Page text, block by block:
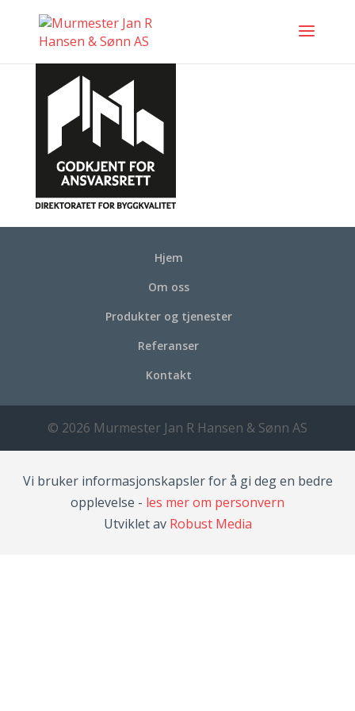
Hjem
Om oss
Produkter og tjenester
Referanser
Kontakt
© 2026 Murmester Jan R Hansen & Sønn AS
Vi bruker informasjonskapsler for å gi deg en bedre
opplevelse - les mer om personvern
Utviklet av Robust Media